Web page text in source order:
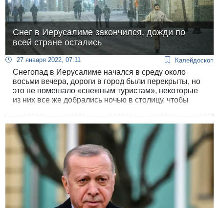
Снег в Иерусалиме закончился, дожди по
всей стране остались
27 января 2022, 07:11 Калейдоскоп
Снегопад в Иерусалиме начался в среду около
восьми вечера, дороги в город были перекрыты, но
это не помешало «снежным туристам», некоторые
из них все же добрались ночью в столицу, чтобы